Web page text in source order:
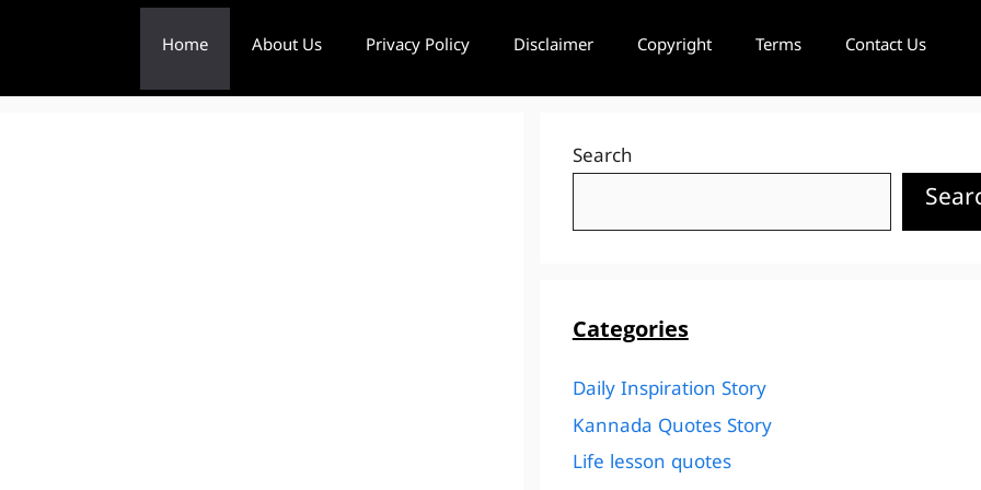
Home About Us Privacy Policy Disclaimer Copyright Terms Contact Us
Search
Categories
Daily Inspiration Story
Kannada Quotes Story
Life lesson quotes